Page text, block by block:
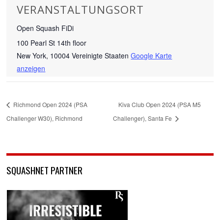
VERANSTALTUNGSORT
Open Squash FiDi
100 Pearl St 14th floor
New York, 10004 Vereinigte Staaten Google Karte
anzeigen
Richmond Open 2024 (PSA
Challenger W30), Richmond
Kiva Club Open 2024 (PSA M5
Challenger), Santa Fe
SQUASHNET PARTNER